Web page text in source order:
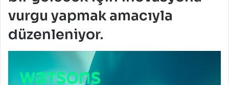
vurgu yapmak amacıyla
düzenleniyor.